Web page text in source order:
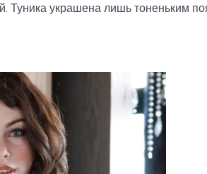
Туника украшена лишь